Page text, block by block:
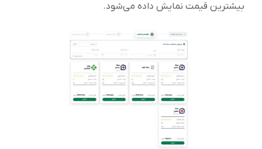
بیشترین قیمت نمایش داده می‌شود.